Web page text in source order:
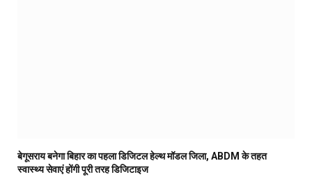
बेगूसराय बनेगा बिहार का पहला डिजिटल हेल्थ मॉडल जिला, ABDM के तहत
स्वास्थ्य सेवाएं होंगी पूरी तरह डिजिटाइज